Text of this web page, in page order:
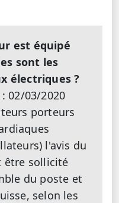
est équipé
sont les
électriques ?
02/03/2020
porteurs
l'avis du
être sollicité
du poste et
selon les